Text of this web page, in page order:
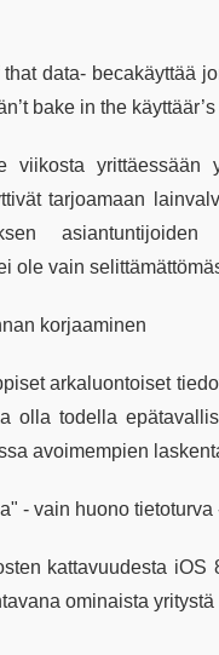
data- becakäyttää
bake in the
yrittäessään
tarjoamaan
ole vain
korjaaminen
arkaluontoiset
olla todella
avoimempien
- vain huono tietoturva
kattavuudesta
ominaista yritystä